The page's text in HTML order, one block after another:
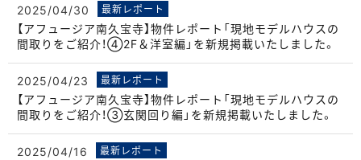
2025/04/30 最新レポート
【アフュージア南久宝寺】物件レポート「現地モデルハウスの
間取りをご紹介！④2F＆洋室編」を新規掲載いたしました。
2025/04/23 最新レポート
【アフュージア南久宝寺】物件レポート「現地モデルハウスの
間取りをご紹介！③玄関回り編」を新規掲載いたしました。
2025/04/16 最新レポート